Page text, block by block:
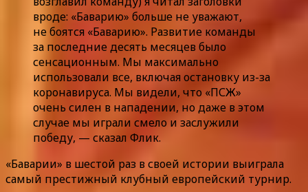
вроде: «Баварию» больше не уважают,
не боятся «Баварию». Развитие команды
за последние десять месяцев было
сенсационным. Мы максимально
использовали все, включая остановку из-за
коронавируса. Мы видели, что «ПСЖ»
очень силен в нападении, но даже в этом
случае мы играли смело и заслужили
победу, — сказал Флик.
«Баварии» в шестой раз в своей истории выиграла
самый престижный клубный европейский турнир.